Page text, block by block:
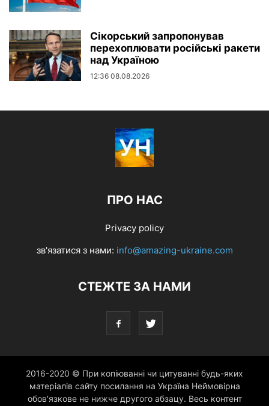
Сікорський запропонував
перехоплювати російські ракети
над Україною
12:36 08.08.2026
ПРО НАС
Privacy policy
зв'язатися з нами: info@amazing-ukraine.com
СТЕЖТЕ ЗА НАМИ
2016-2020 © При копіюванні чи цитуванні будь-яких
матеріалів сайту посилання на Україна Неймовірна
обов'язкове не нижче другого абзацу. Весь контент